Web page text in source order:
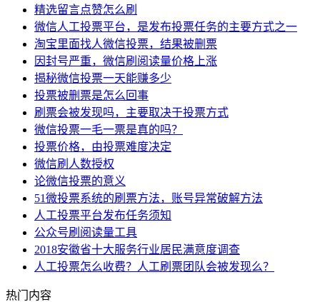
精选留言点赞怎么刷
微信人工投票平台，是发布投票任务的主要方式之一
淘宝里面找人微信投票，结果被删票
因封号严重，微信刷阅读量价格上涨
揭秘微信投票一天能赚多少
投票被删票是怎么回事
刷票会被发现吗，主要取决于投票方式
微信投票一毛一票是真的吗？
投票价格，由投票难度决定
微信刷人数授权
论微信投票的意义
51微投票系统的刷票方法，账号异常破解方法
人工投票平台发布任务须知
公众号刷阅读量工具
2018安徽省十大服务行业居民满意度调查
人工投票怎么收费？人工刷票团队会被发现么？
热门内容